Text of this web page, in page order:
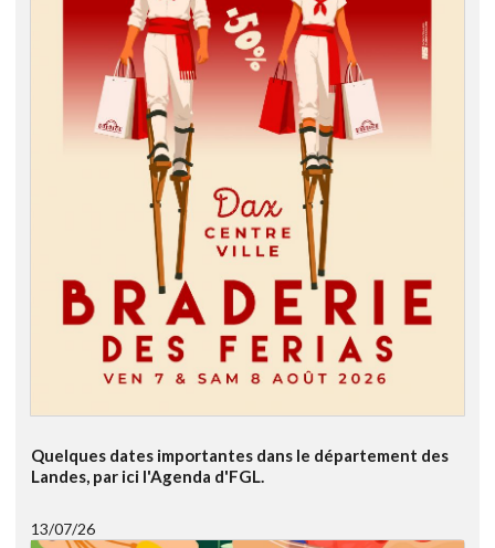
Quelques dates importantes dans le département des
Landes, par ici l'Agenda d'FGL.
13/07/26